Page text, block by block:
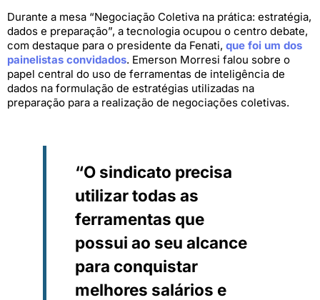
Durante a mesa “Negociação Coletiva na prática: estratégia,
dados e preparação”, a tecnologia ocupou o centro debate,
com destaque para o presidente da Fenati, que foi um dos
painelistas convidados. Emerson Morresi falou sobre o
papel central do uso de ferramentas de inteligência de
dados na formulação de estratégias utilizadas na
preparação para a realização de negociações coletivas.
“O sindicato precisa
utilizar todas as
ferramentas que
possui ao seu alcance
para conquistar
melhores salários e